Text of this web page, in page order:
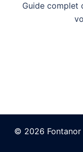
Guide complet
© 2026 Fontanor